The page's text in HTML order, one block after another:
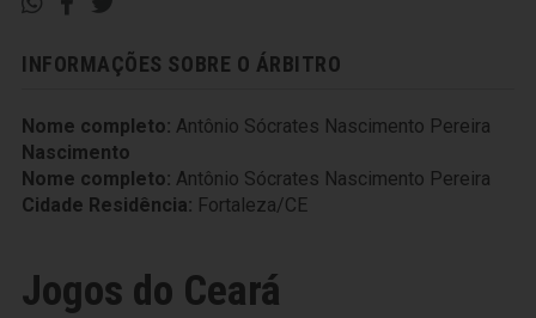
INFORMAÇÕES SOBRE O ÁRBITRO
Nome completo: Antônio Sócrates Nascimento Pereira
Nascimento
Nome completo: Antônio Sócrates Nascimento Pereira
Cidade Residência: Fortaleza/CE
Jogos do Ceará